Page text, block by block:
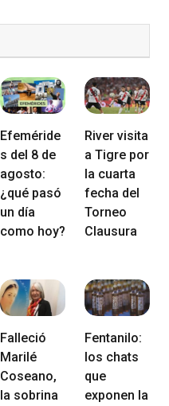
Efeméride
s del 8 de
agosto:
¿qué pasó
un día
como hoy?
River visita
a Tigre por
la cuarta
fecha del
Torneo
Clausura
Falleció
Marilé
Coseano,
la sobrina
Fentanilo:
los chats
que
exponen la